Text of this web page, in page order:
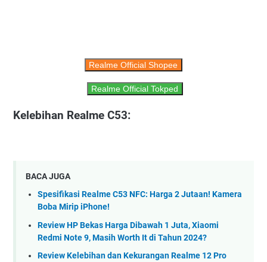
Realme Official Shopee
Realme Official Tokped
Kelebihan Realme C53:
BACA JUGA
Spesifikasi Realme C53 NFC: Harga 2 Jutaan! Kamera
Boba Mirip iPhone!
Review HP Bekas Harga Dibawah 1 Juta, Xiaomi
Redmi Note 9, Masih Worth It di Tahun 2024?
Review Kelebihan dan Kekurangan Realme 12 Pro